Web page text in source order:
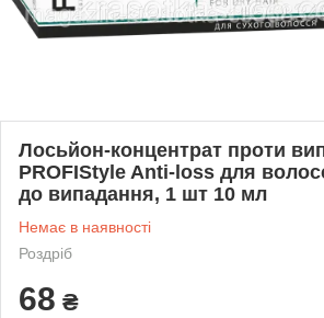
Лосьйон-концентрат проти
PROFIStyle Antі-loss для
до випадання, 1 шт 10 мл
Немає в наявності
Роздріб
68 ₴